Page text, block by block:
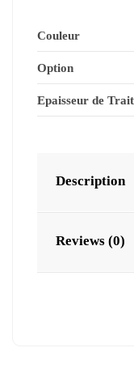
Couleur
Option
Epaisseur de Trait
Description
Reviews (0)